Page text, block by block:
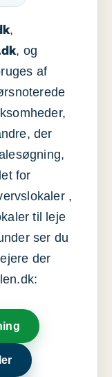
,
, og
af
der
for
,
til leje
ser du
der